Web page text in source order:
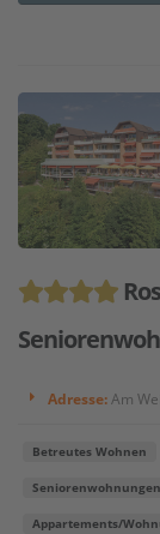
Adresse: Am
Betreutes Wohnen
Appartements/